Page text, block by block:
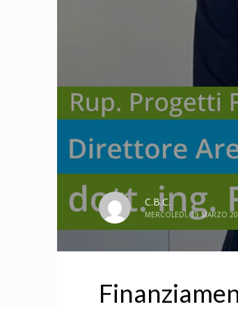
C.B.C.
MERCOLEDÌ, 19 MARZO